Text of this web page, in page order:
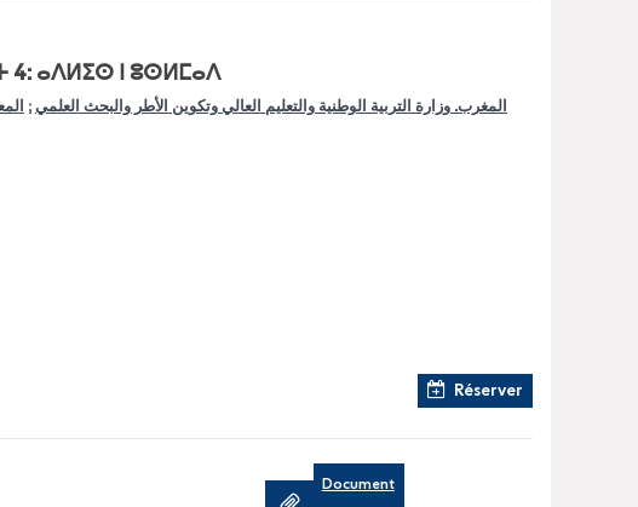
ⴰⴷⵍⵉⵙ ⵏ ⵓⵙⵍⵎⴰⴷ
المغرب. وزارة التربية الوطنية والتعليم العالي وتكوين الأطر والبحث العلمي ;
Réserver
Document